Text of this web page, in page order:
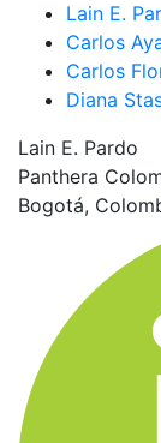
Lain E.
Carlos
Carlos
Diana
Lain E. Pardo
Panthera
Bogotá,